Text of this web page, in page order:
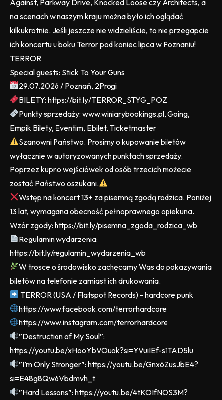
Against, Parkway Drive, Knocked Loose czy Architects, a
na scenach w naszym kraju można było ich oglądać
kilkukrotnie. Jeśli jeszcze nie widzieliście, to nie przegapcie
ich koncertu u boku Terror pod koniec lipca w Poznaniu!
TERROR
Special guests: Stick To Your Guns
29.07.2026 / Poznań, 2Progi
BILETY: https://bit.ly/TERROR_STYG_POZ
Punkty sprzedaży: www.winiarybookings.pl, Going,
Empik Bilety, Eventim, Ebilet, Ticketmaster
Szanowni Państwo. Prosimy o kupowanie biletów
wyłącznie w autoryzowanych punktach sprzedaży.
Poprzez kupno wejściówek od osób trzecich możecie
zostać Państwo oszukani.
Wstęp na koncert 13+ za pisemną zgodą rodzica. Poniżej
13 lat, wymagana obecność pełnoprawnego opiekuna.
Wzór zgody: https://bit.ly/pisemna_zgoda_rodzica_wb
Regulamin wydarzenia:
https://bit.ly/regulamin_wydarzenia_wb
W trosce o środowisko zachęcamy Was do pokazywania
biletów na telefonie zamiast ich drukowania.
TERROR (USA / Flatspot Records) - hardcore punk
https://www.facebook.com/terrorhardcore
https://www.instagram.com/terrorhardcore
”Destruction of My Soul”:
https://youtu.be/xHooYbVOuok?si=YVuiIEf-s1TAD5lu
”I’m Only Stronger”: https://youtu.be/Gnx6ZusJbE4?
si=E48g8Qw6Vbdmvh_t
”Hard Lessons”: https://youtu.be/4tKOIfNOS3M?